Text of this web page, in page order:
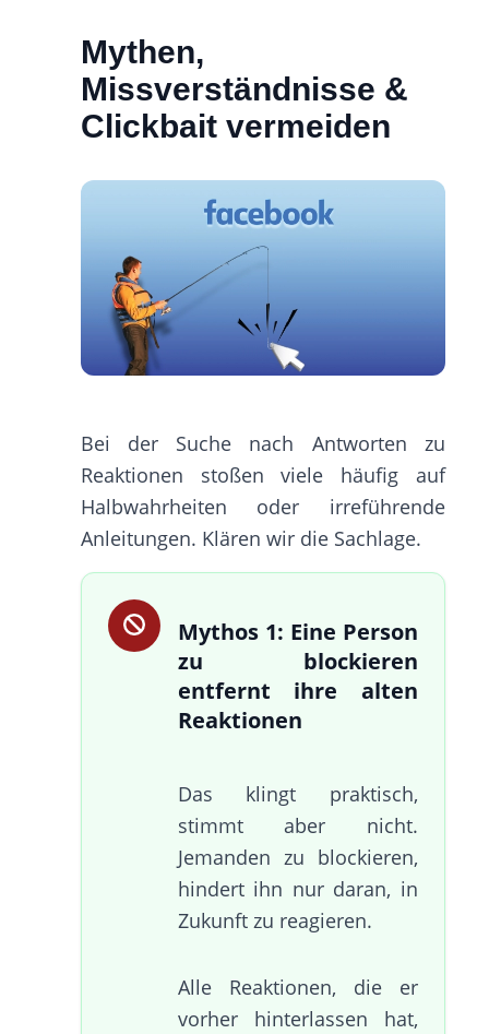
Mythen,
Missverständnisse &
Clickbait vermeiden
Bei der Suche nach Antworten zu
Reaktionen stoßen viele häufig auf
Halbwahrheiten oder irreführende
Anleitungen. Klären wir die Sachlage.
Mythos 1: Eine Person
zu blockieren
entfernt ihre alten
Reaktionen
Das klingt praktisch,
stimmt aber nicht.
Jemanden zu blockieren,
hindert ihn nur daran, in
Zukunft zu reagieren.
Alle Reaktionen, die er
vorher hinterlassen hat,